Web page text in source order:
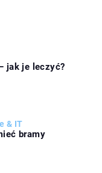
jak je leczyć?
& IT
bramy